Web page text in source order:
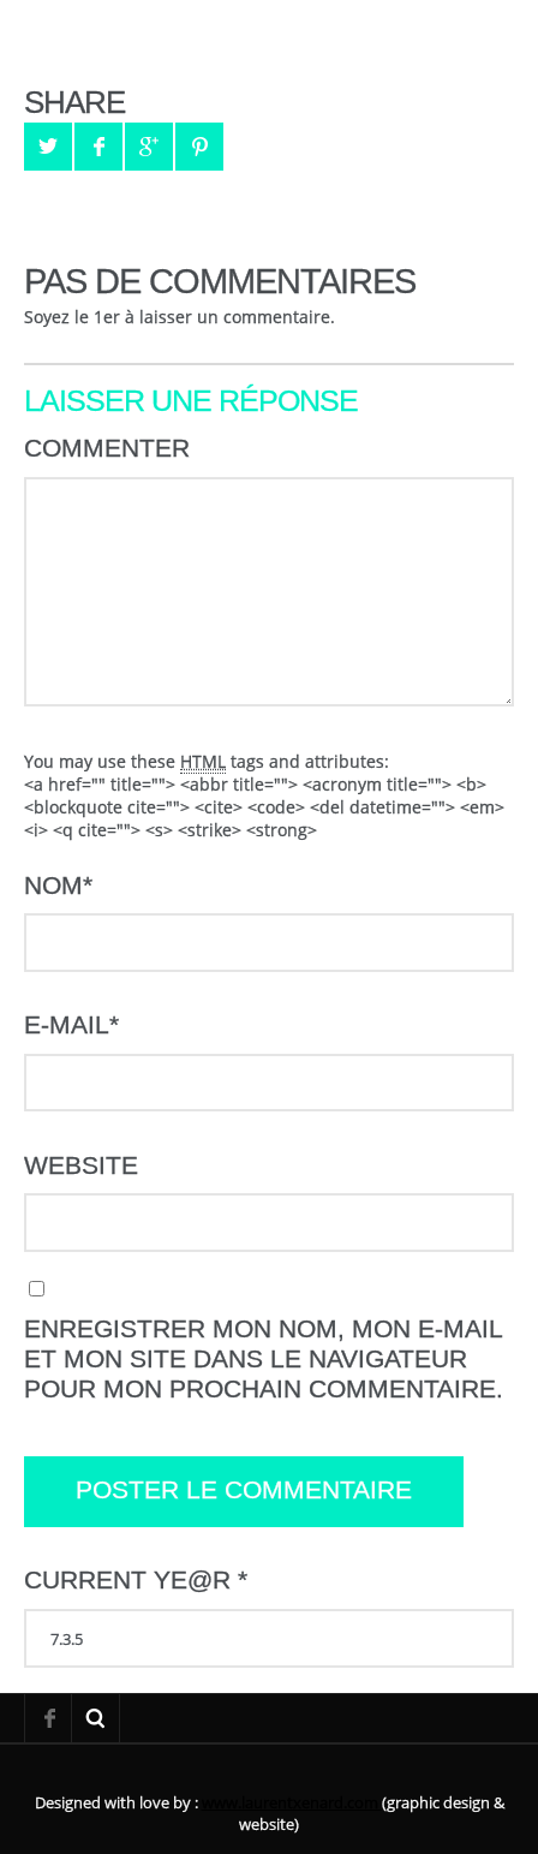
SHARE
PAS DE COMMENTAIRES
Soyez le 1er à laisser un commentaire.
LAISSER UNE RÉPONSE
COMMENTER
You may use these HTML tags and attributes:
<a href="" title=""> <abbr title=""> <acronym title=""> <b>
<blockquote cite=""> <cite> <code> <del datetime=""> <em>
<i> <q cite=""> <s> <strike> <strong>
NOM*
E-MAIL*
WEBSITE
ENREGISTRER MON NOM, MON E-MAIL
ET MON SITE DANS LE NAVIGATEUR
POUR MON PROCHAIN COMMENTAIRE.
CURRENT YE@R *
Designed with love by :
(graphic design &
website)